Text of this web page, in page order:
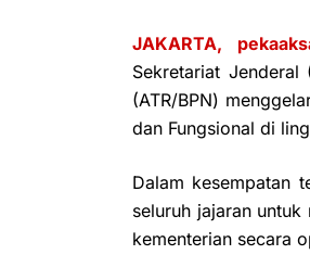
JAKARTA,
Sekretariat Jenderal
(ATR/BPN)
dan Fungsional di
Dalam kesempatan
seluruh jajaran
kementerian secara